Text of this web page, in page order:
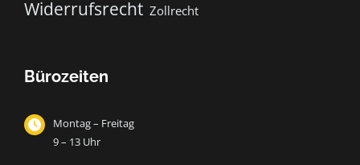
Widerrufsrecht Zollrecht
Bürozeiten
Montag – Freitag
9 – 13 Uhr